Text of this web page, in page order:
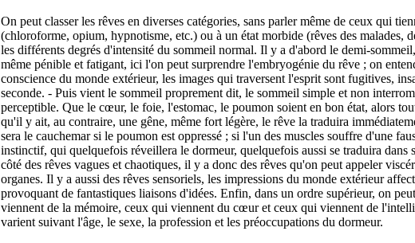
On peut classer les rêves en diverses catégories, sans parler même de ceux qui
(chloroforme, opium, hypnotisme, etc.) ou à un état morbide (rêves des malades,
les différents degrés d'intensité du sommeil normal. Il y a d'abord le demi-
même pénible et fatigant, ici l'on peut surprendre l'embryogénie du rêve ; on
conscience du monde extérieur, les images qui traversent l'esprit sont fugitives,
seconde. - Puis vient le sommeil proprement dit, le sommeil simple et non
perceptible. Que le cœur, le foie, l'estomac, le poumon soient en bon état, alors
qu'il y ait, au contraire, une gêne, même fort légère, le rêve la traduira
sera le cauchemar si le poumon est oppressé ; si l'un des muscles souffre d'une
instinctif, qui quelquefois réveillera le dormeur, quelquefois aussi se traduira dans
côté des rêves vagues et chaotiques, il y a donc des rêves qu'on peut appeler
organes. Il y a aussi des rêves sensoriels, les impressions du monde extérieur
provoquant de fantastiques liaisons d'idées. Enfin, dans un ordre supérieur, on
viennent de la mémoire, ceux qui viennent du cœur et ceux qui viennent de
varient suivant l'âge, le sexe, la profession et les préoccupations du dormeur.